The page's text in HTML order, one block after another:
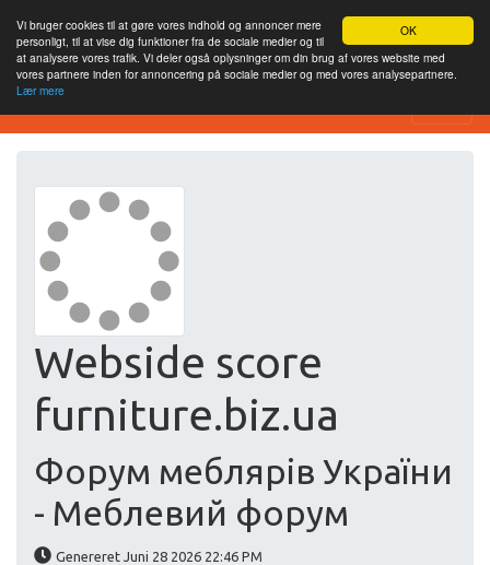
OK
Vi bruger cookies til at gøre vores indhold og annoncer mere
personligt, til at vise dig funktioner fra de sociale medier og til
at analysere vores trafik. Vi deler også oplysninger om din brug af vores website med
vores partnere inden for annoncering på sociale medier og med vores analysepartnere.
Lær mere
Free SEO Testing Tool
Webside score
furniture.biz.ua
Форум меблярів України
- Меблевий форум
Genereret Juni 28 2026 22:46 PM